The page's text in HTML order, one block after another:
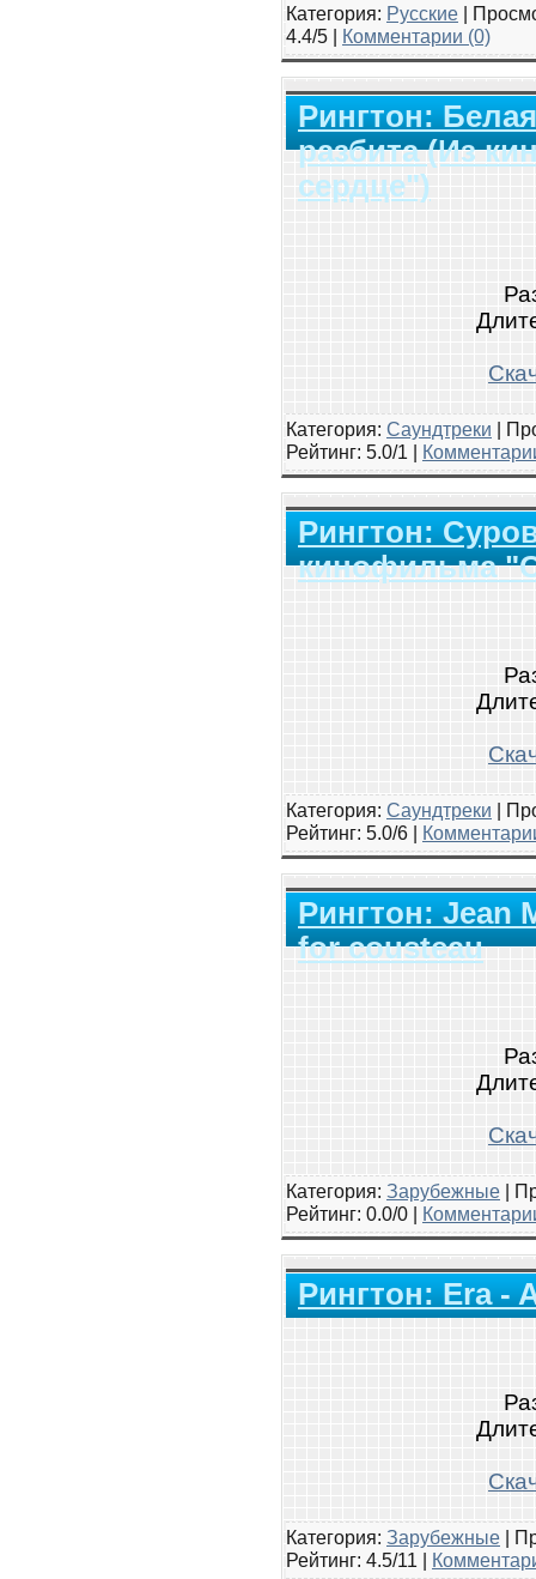
Категория: Русские |
4.4/5 | Комментарии (0)
Рингтон:
разбита (Из
сердце")
Категория: Саундтреки |
Рейтинг: 5.0/1 |
Рингтон:
кинофильма
Категория: Саундтреки |
Рейтинг: 5.0/6 |
Рингтон: Jean
for cousteau
Категория: Зарубежные |
Рейтинг: 0.0/0 |
Рингтон: Era -
Категория: Зарубежные |
Рейтинг: 4.5/11 |